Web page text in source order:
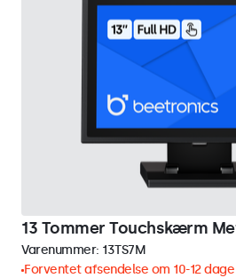
13 Tommer Touchskærm
Varenummer: 13TS7M
Forventet afsendelse om 10-12 dage